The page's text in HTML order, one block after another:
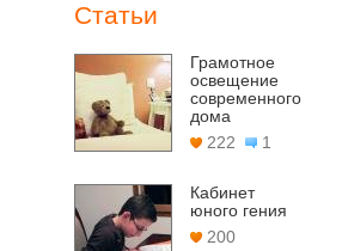
Статьи
Грамотное
освещение
современного
дома
222
1
Кабинет
юного гения
200